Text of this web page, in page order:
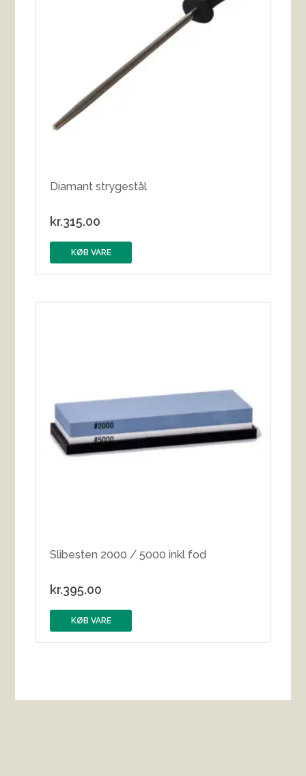
Diamant strygestål
kr.315.00
KØB VARE
Slibesten 2000 / 5000 inkl fod
kr.395.00
KØB VARE